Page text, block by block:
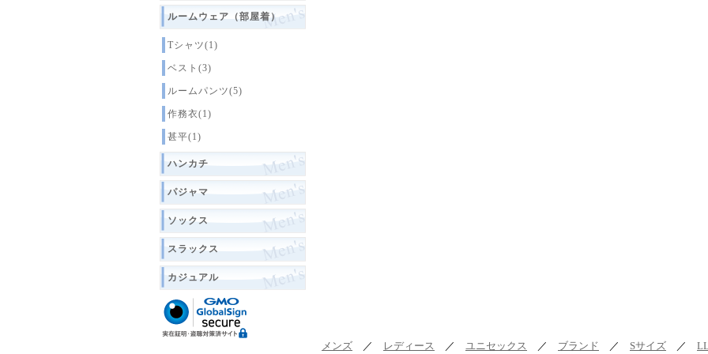
ルームウェア（部屋着）
Tシャツ(1)
ベスト(3)
ルームパンツ(5)
作務衣(1)
甚平(1)
ハンカチ
パジャマ
ソックス
スラックス
カジュアル
メンズ ／ レディース ／ ユニセックス ／ ブランド ／ Sサイズ ／